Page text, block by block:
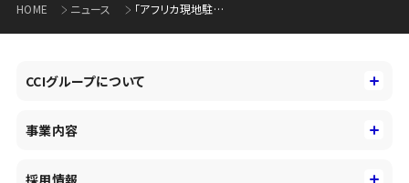
HOME ニュース 「アフリカ現地駐在の金融、法務スペシャリストが語るアフリカのリアル」アフリカビジネスセミナーの開催について
CCIグループについて
コーポレートアイデンティティ
事業内容
採用情報